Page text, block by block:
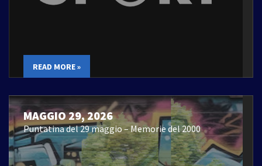
READ MORE »
MAGGIO 29, 2026
Puntatina del 29 maggio – Memorie del 2000